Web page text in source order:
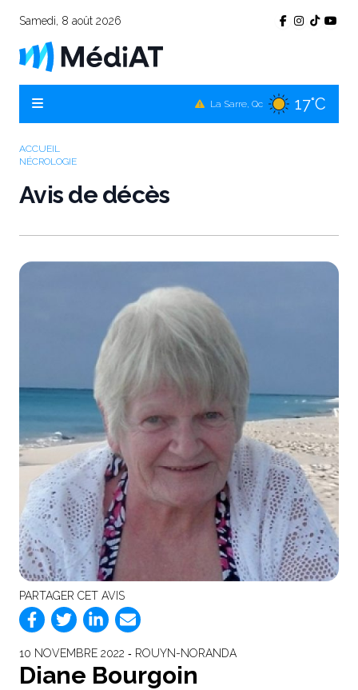
Samedi, 8 août 2026
La Sarre, Qc 17°C
17°C
ACCUEIL
NÉCROLOGIE
Avis de décès
PARTAGER CET AVIS
10 NOVEMBRE 2022 ‐ ROUYN-NORANDA
Diane Bourgoin